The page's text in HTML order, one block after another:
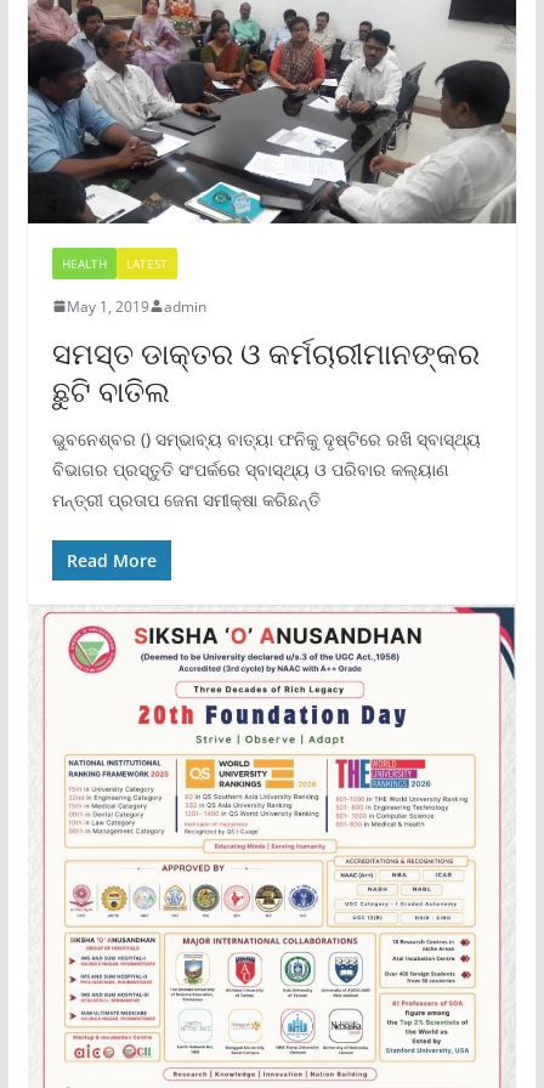
HEALTH LATEST
May 1, 2019 admin
ସମସ୍ତ ଡାକ୍ତର ଓ କର୍ମଚାରୀମାନଙ୍କର
ଛୁଟି ବାତିଲ
ଭୁବନେଶ୍ବର () ସମ୍ଭାବ୍ୟ ବାତ୍ୟା ଫନିକୁ ଦୃଷ୍ଟିରେ ରଖି ସ୍ବାସ୍ଥ୍ୟ
ବିଭାଗର ପ୍ରସ୍ତୁତି ସଂପର୍କରେ ସ୍ବାସ୍ଥ୍ୟ ଓ ପରିବାର କଲ୍ୟାଣ
ମନ୍ତ୍ରୀ ପ୍ରତାପ ଜେନା ସମୀକ୍ଷା କରିଛନ୍ତି
Read More